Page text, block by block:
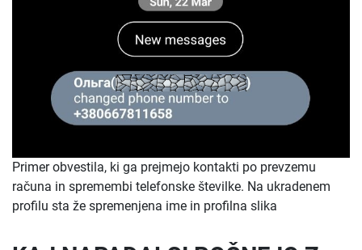
Primer obvestila, ki ga prejmejo kontakti po prevzemu
računa in spremembi telefonske številke. Na ukradenem
profilu sta že spremenjena ime in profilna slika